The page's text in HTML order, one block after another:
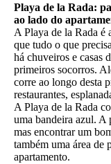
Playa de la Rada:
ao lado do
A Playa de la Rada é
que tudo o que
há chuveiros e casas
primeiros socorros.
corre ao longo desta
restaurantes,
A Playa de la Rada
uma bandeira azul. A
mas encontrar um
também uma área de
apartamento.